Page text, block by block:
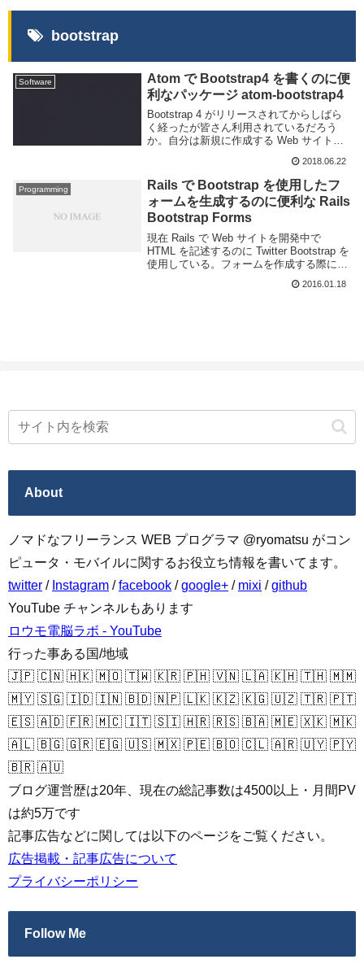
bootstrap
Software
Atom で Bootstrap4 を書くのに便
利なパッケージ atom-bootstrap4
Bootstrap 4 がリリースされてからしばら
く経ったが皆さん利用されているだろう
か。自分は新規に作成する Web サイトは
たものも一部更新するなど利用する機会が
多い。しかし boot...
2018.06.22
Programming
Rails で Bootstrap を使用したフ
ォームを生成するのに便利な Rails
Bootstrap Forms
現在 Rails で Web サイトを開発中で
HTML を記述するのに Twitter Bootstrap を
使用している。フォームを作成する際に通
じに記述すると思うが、ここ...
2016.01.18
About
ノマドなフリーランス WEB プログラマ @ryomatsu がコン
ピュータ・モバイルに関するお役立ち情報を書いてます。
twitter / Instagram /facebook /google+ / mixi /github
YouTube チャンネルもあります
ロウモ電脳ラボ - YouTube
行った事ある国/地域
🇯🇵 🇨🇳 🇭🇰 🇲🇴 🇹🇼 🇰🇷 🇵🇭 🇻🇳 🇱🇦 🇰🇭 🇹🇭 🇲🇲
🇲🇾 🇸🇬 🇮🇩 🇮🇳 🇧🇩 🇳🇵 🇱🇰 🇰🇿 🇰🇬 🇺🇿 🇹🇷 🇵🇹
🇪🇸 🇦🇩 🇫🇷 🇲🇨 🇮🇹 🇸🇮 🇭🇷 🇷🇸 🇧🇦 🇲🇪 🇽🇰 🇲🇰
🇦🇱 🇧🇬 🇬🇷 🇪🇬 🇺🇸 🇲🇽 🇵🇪 🇧🇴 🇨🇱 🇦🇷 🇺🇾 🇵🇾
🇧🇷 🇦🇺
ブログ運営歴は20年、現在の総記事数は4500以上・月間PV
は約5万です
記事広告などに関しては以下のページをご覧ください。
広告掲載・記事広告について
プライバシーポリシー
Follow Me